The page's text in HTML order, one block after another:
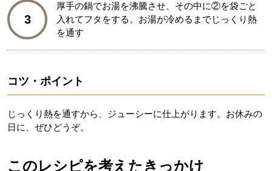
3
厚手の鍋でお湯を沸騰させ、その中に②を袋ごと
入れてフタをする。お湯が冷めるまでじっくり熱
を通す
コツ・ポイント
じっくり熱を通すから、ジューシーに仕上がります。お休みの
日に、ぜひどうぞ。
このレシピを考えたきっかけ